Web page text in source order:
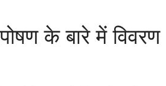
के बारे में विवरण